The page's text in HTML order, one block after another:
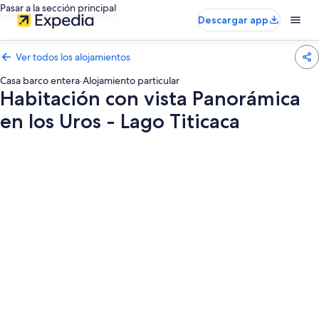
Pasar a la sección principal
Descargar app
Ver todos los alojamientos
Casa barco entera·Alojamiento particular
Habitación con vista Panorámica
en los Uros - Lago Titicaca